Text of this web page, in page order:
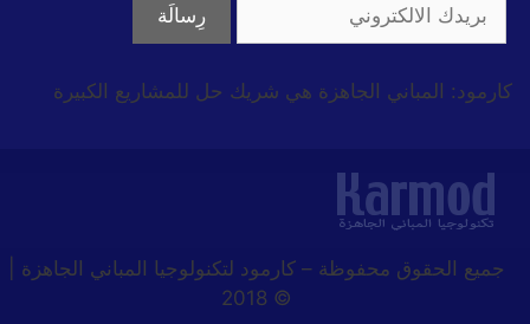
كارمود: المباني الجاهزة هي شريك حل للمشاريع الكبيرة
جميع الحقوق محفوظة –كارمود لتكنولوجيا المباني الجاهزة |
© 2018